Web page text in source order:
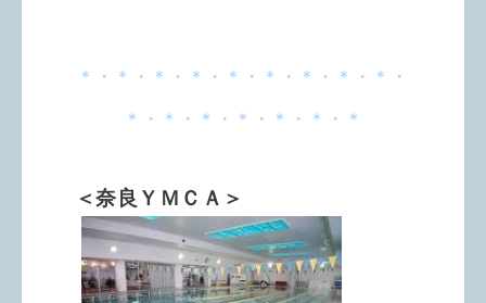
＊・＊・＊・＊・＊・＊・＊・＊・＊・
＊・＊・＊・＊・＊・＊・＊
＜奈良ＹＭＣＡ＞